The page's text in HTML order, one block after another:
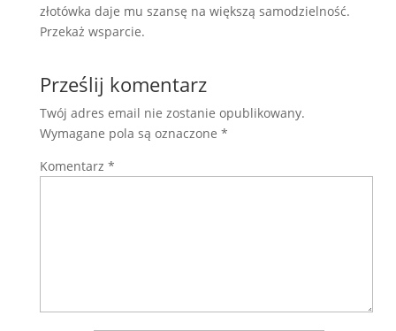
złotówka daje mu szansę na większą samodzielność.
Przekaż wsparcie.
Prześlij komentarz
Twój adres email nie zostanie opublikowany.
Wymagane pola są oznaczone *
Komentarz *